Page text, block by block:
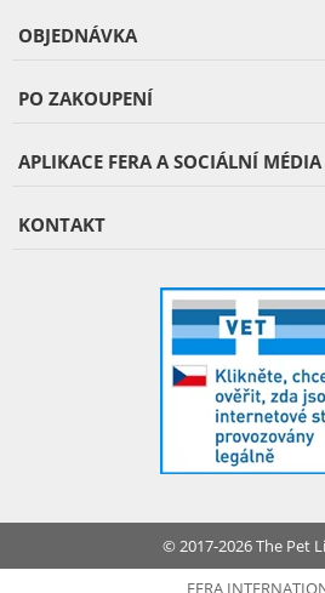
OBJEDNÁVKA
PO ZAKOUPENÍ
APLIKACE FERA A SOCIÁLNÍ MÉDIA
KONTAKT
© 2017-2026 The Pet
FERA